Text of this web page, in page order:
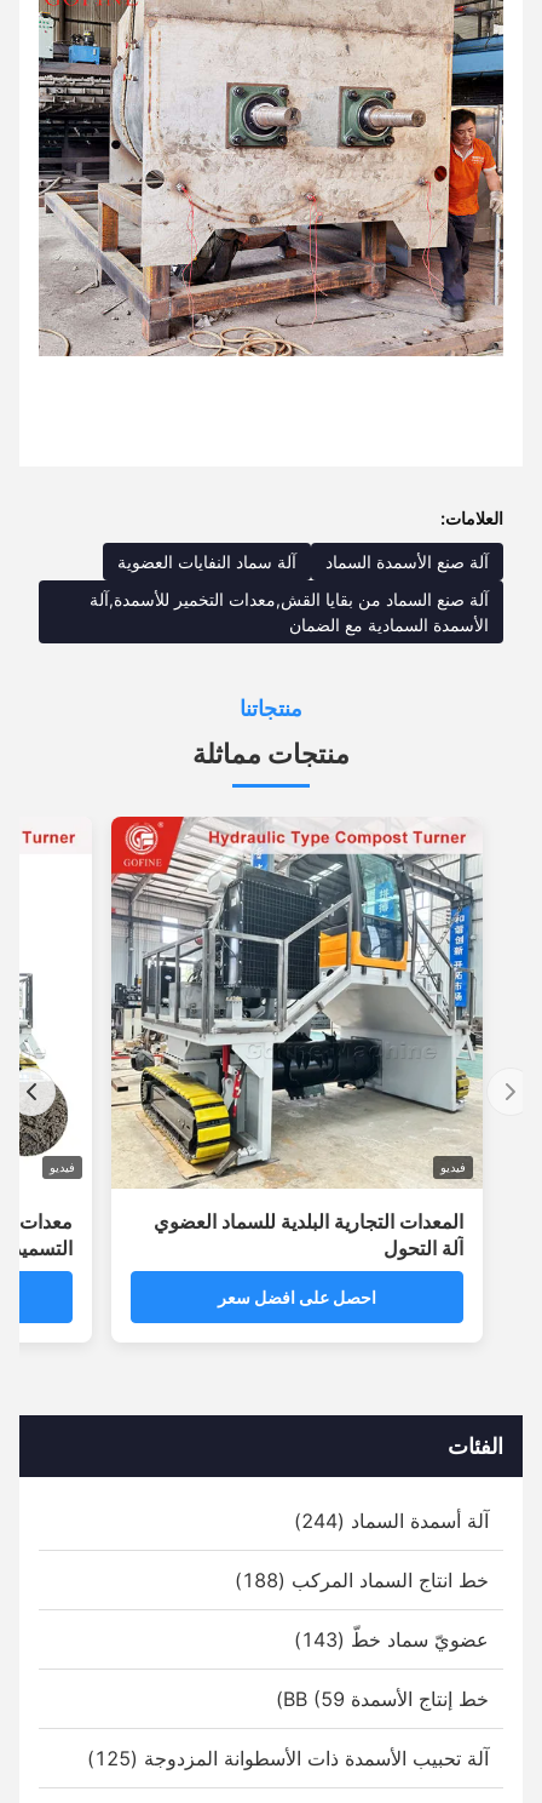
العلامات:
آلة صنع الأسمدة السماد
آلة سماد النفايات العضوية
آلة صنع السماد من بقايا القش,معدات التخمير للأسمدة,آلة
الأسمدة السمادية مع الضمان
منتجاتنا
منتجات مماثلة
المعدات التجارية البلدية للسماد العضوي
آلة التحول
احصل على افضل سعر
معدات
التسميد
وقت التخمير
الفئات
آلة أسمدة السماد (244)
خط انتاج السماد المركب (188)
عضويّ سماد خطّ (143)
خط إنتاج الأسمدة BB (59)
آلة تحبيب الأسمدة ذات الأسطوانة المزدوجة (125)